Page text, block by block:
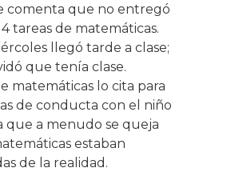
comenta que no entregó
tareas de matemáticas.
llegó tarde a clase;
que tenía clase.
matemáticas lo cita para
de conducta con el niño
que a menudo se queja
estaban
de la realidad.